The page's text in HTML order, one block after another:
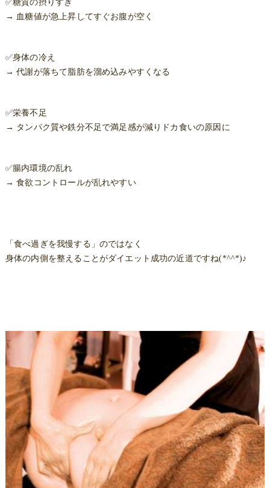
✅️糖質の摂りすぎ
→ 血糖値が急上昇してすぐお腹が空く
✅️身体の冷え
→ 代謝が落ちて脂肪を溜め込みやすくなる
✅️栄養不足
→ タンパク質や鉄分不足で満足感が減りドカ食いの原因に
✅️腸内環境の乱れ
→ 食欲コントロールが乱れやすい
「食べ過ぎを我慢する」のではなく
身体の内側を整えることがダイエット成功の近道ですね(*^^*)♪